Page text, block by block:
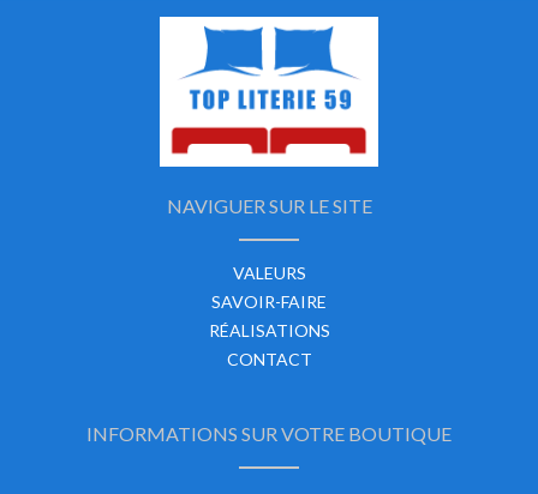
NAVIGUER SUR LE SITE
VALEURS
SAVOIR-FAIRE
RÉALISATIONS
CONTACT
INFORMATIONS SUR VOTRE BOUTIQUE